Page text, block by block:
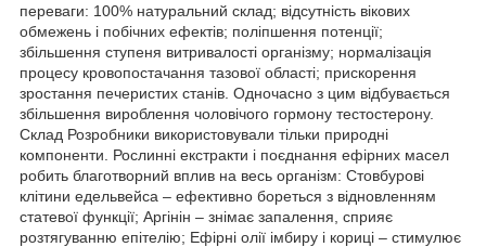
переваги: 100% натуральний склад; відсутність вікових
обмежень і побічних ефектів; поліпшення потенції;
збільшення ступеня витривалості організму; нормалізація
процесу кровопостачання тазової області; прискорення
зростання печеристих станів. Одночасно з цим відбувається
збільшення вироблення чоловічого гормону тестостерону.
Склад Розробники використовували тільки природні
компоненти. Рослинні екстракти і поєднання ефірних масел
робить благотворний вплив на весь організм: Стовбурові
клітини едельвейса – ефективно бореться з відновленням
статевої функції; Аргінін – знімає запалення, сприяє
розтягуванню епітелію; Ефірні олії імбиру і кориці – стимулює